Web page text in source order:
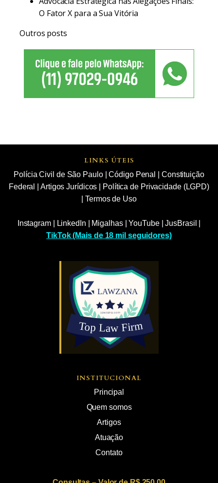
O Fator X para a Sua Vitória
Outros posts
LINKS ÚTEIS
Polícia Civil de São Paulo|Código Penal
Constituição
Federal
Artigos Jurídicos
Política de Privacidade (LGPD)
|Termos de Uso
Instagram| LinkedIn Migalhas|YouTube|JusBrasil
TikTok (Mais de 18 mil seguidores)
INSTITUCIONAL
Principal
Quem somos
Artigos
Atuação
Contato